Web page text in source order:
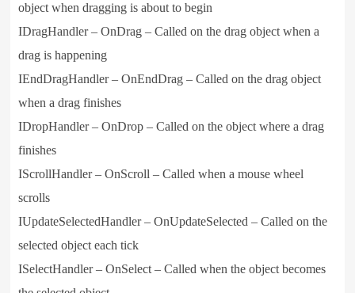
object when dragging is about to begin
IDragHandler – OnDrag – Called on the drag object when a
drag is happening
IEndDragHandler – OnEndDrag – Called on the drag object
when a drag finishes
IDropHandler – OnDrop – Called on the object where a drag
finishes
IScrollHandler – OnScroll – Called when a mouse wheel
scrolls
IUpdateSelectedHandler – OnUpdateSelected – Called on the
selected object each tick
ISelectHandler – OnSelect – Called when the object becomes